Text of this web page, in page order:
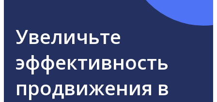
Увеличьте
эффективность
продвижения в